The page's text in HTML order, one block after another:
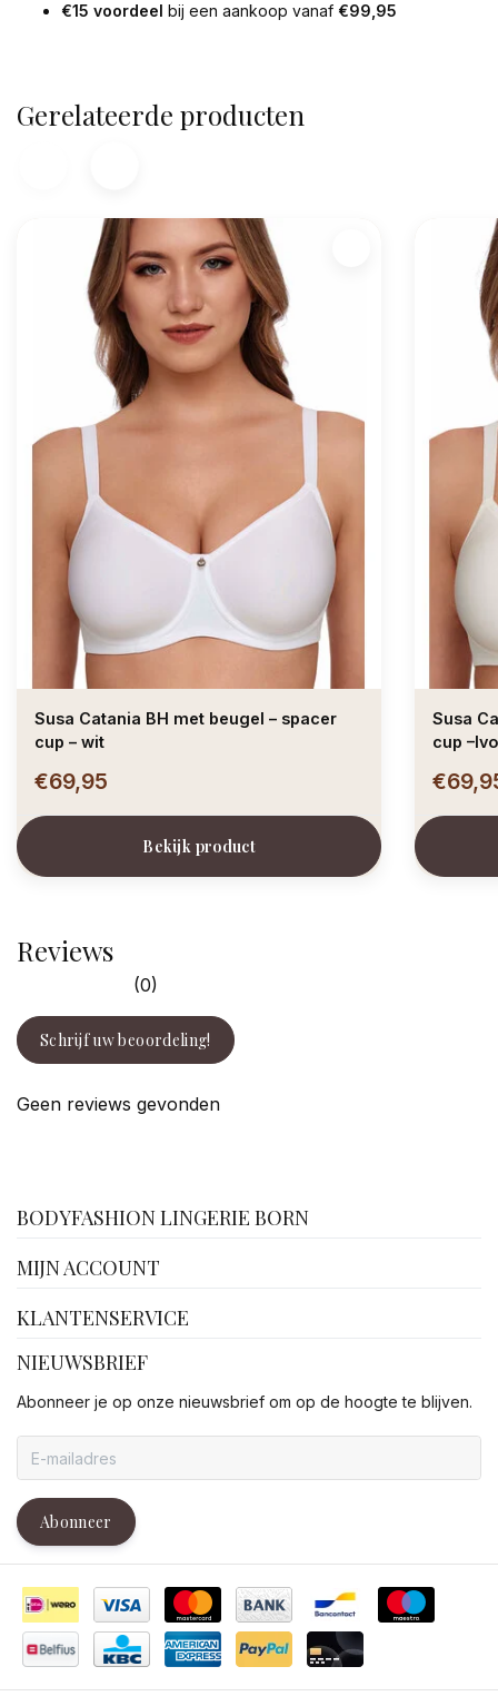
€15 voordeel bij een aankoop vanaf €99,95
Gerelateerde producten
Susa Catania BH met beugel – spacer
cup – wit
€69,95
Bekijk product
Susa
cup
Reviews
(0)
Schrijf uw beoordeling!
Geen reviews gevonden
BODYFASHION LINGERIE BORN
MIJN ACCOUNT
KLANTENSERVICE
NIEUWSBRIEF
Abonneer je op onze nieuwsbrief om op de hoogte te blijven.
Abonneer